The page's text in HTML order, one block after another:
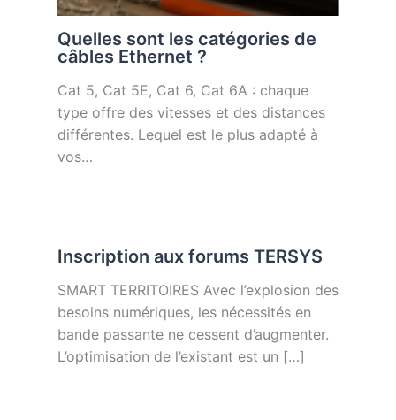
Quelles sont les catégories de
câbles Ethernet ?
Cat 5, Cat 5E, Cat 6, Cat 6A : chaque
type offre des vitesses et des distances
différentes. Lequel est le plus adapté à
vos…
Inscription aux forums TERSYS
SMART TERRITOIRES Avec l’explosion des
besoins numériques, les nécessités en
bande passante ne cessent d’augmenter.
L’optimisation de l’existant est un […]